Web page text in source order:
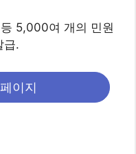
5,000여 개의 민원
급.
이지